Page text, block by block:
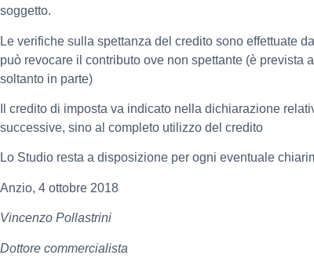
soggetto.
Le verifiche sulla spettanza del credito sono effettuate
può revocare il contributo ove non spettante (è prevista
soltanto in parte)
Il credito di imposta va indicato nella dichiarazione
successive, sino al completo utilizzo del credito
Lo Studio resta a disposizione per ogni eventuale
Anzio, 4 ottobre 2018
Vincenzo Pollastrini
Dottore commercialista